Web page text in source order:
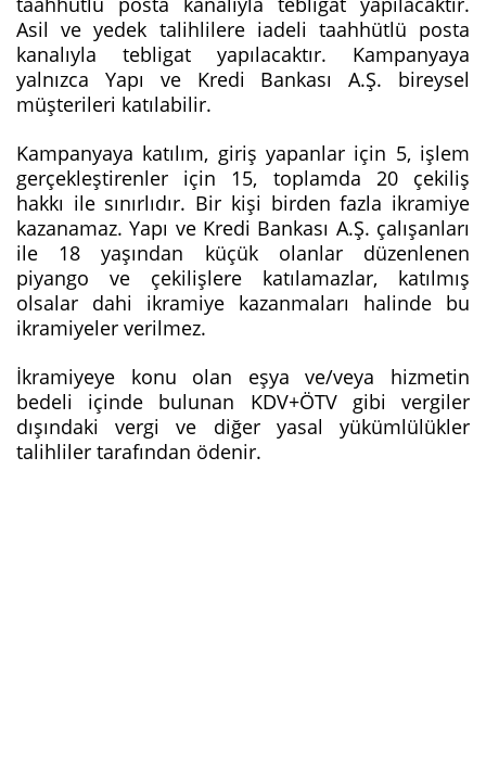
Asil ve yedek talihlilere iadeli taahhütlü posta
kanalıyla tebligat yapılacaktır. Kampanyaya
yalnızca Yapı ve Kredi Bankası A.Ş. bireysel
müşterileri katılabilir.
Kampanyaya katılım, giriş yapanlar için 5, işlem
gerçekleştirenler için 15, toplamda 20 çekiliş
hakkı ile sınırlıdır. Bir kişi birden fazla ikramiye
kazanamaz. Yapı ve Kredi Bankası A.Ş. çalışanları
ile 18 yaşından küçük olanlar düzenlenen
piyango ve çekilişlere katılamazlar, katılmış
olsalar dahi ikramiye kazanmaları halinde bu
ikramiyeler verilmez.
İkramiyeye konu olan eşya ve/veya hizmetin
bedeli içinde bulunan KDV+ÖTV gibi vergiler
dışındaki vergi ve diğer yasal yükümlülükler
talihliler tarafından ödenir.